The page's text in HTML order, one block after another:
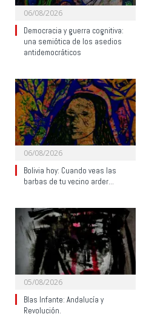
06/08/2026
Democracia y guerra cognitiva:
una semiótica de los asedios
antidemocráticos
06/08/2026
Bolivia hoy: Cuando veas las
barbas de tu vecino arder…
05/08/2026
Blas Infante: Andalucía y
Revolución.